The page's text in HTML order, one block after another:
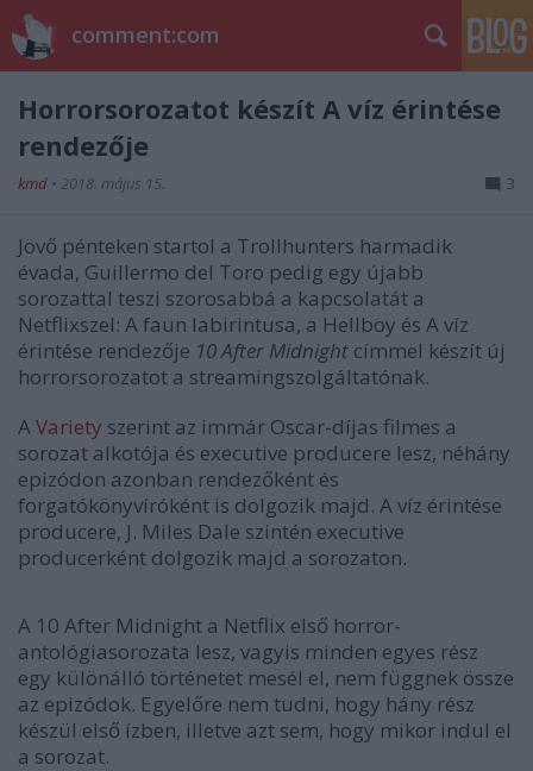
comment:com
Horrorsorozatot készít A víz érintése
rendezője
kmd • 2018. május 15. 3
Jövő pénteken startol a Trollhunters harmadik
évada, Guillermo del Toro pedig egy újabb
sorozattal teszi szorosabbá a kapcsolatát a
Netflixszel: A faun labirintusa, a Hellboy és A víz
érintése rendezője 10 After Midnight címmel készít új
horrorsorozatot a streamingszolgáltatónak.
AVariety szerint az immár Oscar-díjas filmes a
sorozat alkotója és executive producere lesz, néhány
epizódon azonban rendezőként és
forgatókönyvíróként is dolgozik majd. A víz érintése
producere, J. Miles Dale szintén executive
producerként dolgozik majd a sorozaton.
A 10 After Midnight a Netflix első horror-
antológiasorozata lesz, vagyis minden egyes rész
egy különálló történetet mesél el, nem függnek össze
az epizódok. Egyelőre nem tudni, hogy hány rész
készül első ízben, illetve azt sem, hogy mikor indul el
a sorozat.